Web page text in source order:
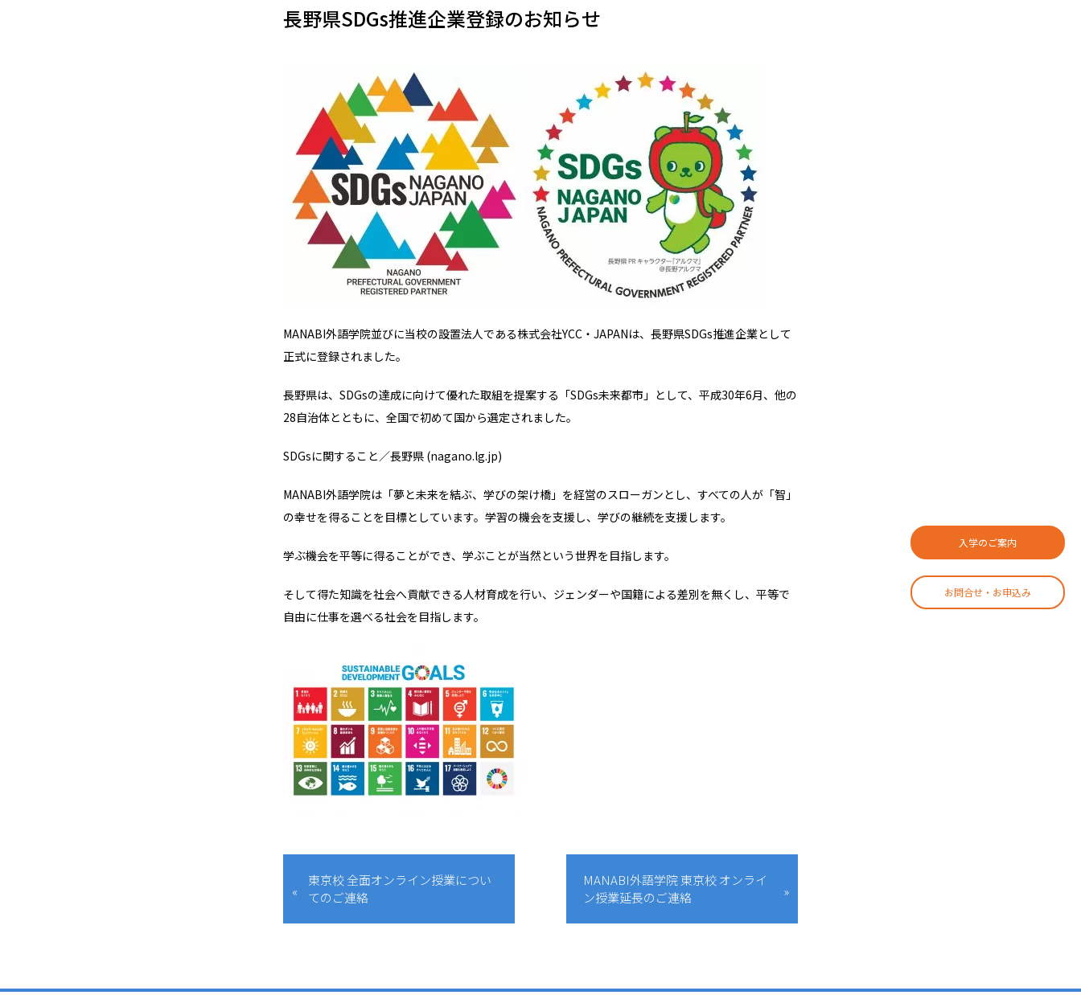
入学のご案内
お問合せ・お申込み
長野県SDGs推進企業登録のお知らせ
MANABI外語学院並びに当校の設置法人である株式会社YCC・JAPANは、長野県SDGs推進企業として
正式に登録されました。
長野県は、SDGsの達成に向けて優れた取組を提案する「SDGs未来都市」として、平成30年6月、他の
28自治体とともに、全国で初めて国から選定されました。
SDGsに関すること／長野県 (nagano.lg.jp)
MANABI外語学院は「夢と未来を結ぶ、学びの架け橋」を経営のスローガンとし、すべての人が「智」
の幸せを得ることを目標としています。学習の機会を支援し、学びの継続を支援します。
学ぶ機会を平等に得ることができ、学ぶことが当然という世界を目指します。
そして得た知識を社会へ貢献できる人材育成を行い、ジェンダーや国籍による差別を無くし、平等で
自由に仕事を選べる社会を目指します。
東京校 全面オンライン授業につい
てのご連絡
MANABI外語学院 東京校 オンライ
ン授業延長のご連絡